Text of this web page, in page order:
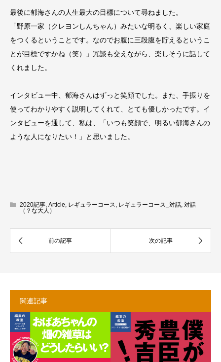
最後に郁海さんの人生最大の目標について尋ねました。
「野原一家（クレヨンしんちゃん）みたいな明るく、楽しい家庭
をつくるということです。なのでお腹に三段腹を貯えるというこ
とが目標ですかね（笑）」冗談も交えながら、楽しそうに話して
くれました。
インタビュー中、郁海さんはずっと笑顔でした。また、手振りを
使ってわかりやすく説明してくれて、とても優しかったです。イ
ンタビューを通して、私は、「いつも笑顔で、明るい郁海さんの
ような人になりたい！」と思いました。
2020記事 Article レギュラーコース レギュラーコース_対話 対話
（？な大人）
関連記事